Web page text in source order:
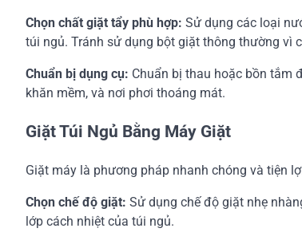
Chọn chất giặt tẩy phù hợp: Sử dụng các loại
túi ngủ. Tránh sử dụng bột giặt thông thường vì
Chuẩn bị dụng cụ: Chuẩn bị thau hoặc bồn tắm
khăn mềm, và nơi phơi thoáng mát.
Giặt Túi Ngủ Bằng Máy Giặt
Giặt máy là phương pháp nhanh chóng và tiện
Chọn chế độ giặt: Sử dụng chế độ giặt nhẹ
lớp cách nhiệt của túi ngủ.